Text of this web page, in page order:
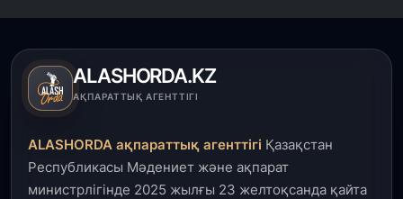
ALASHORDA.KZ
АҚПАРАТТЫҚ АГЕНТТІГІ
ALASHORDA ақпараттық агенттігі Қазақстан
Республикасы Мәдениет және ақпарат
министрлігінде 2025 жылғы 23 желтоқсанда қайта